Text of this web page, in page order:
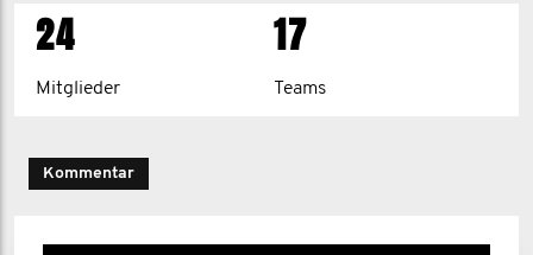
Monika Philipps-Herrmann
24
Mitglieder
17
Teams
Kommentar